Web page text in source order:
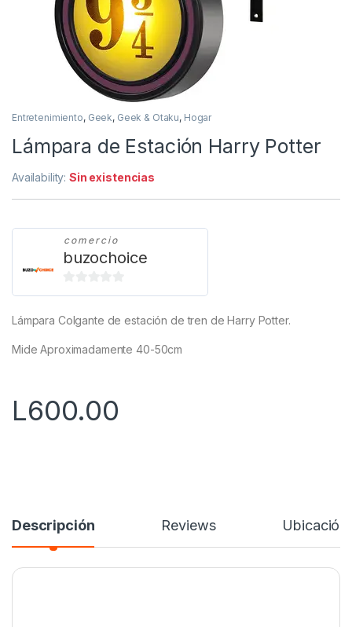
Entretenimiento, Geek, Geek & Otaku, Hogar
Lámpara de Estación Harry Potter
Availability:Sin existencias
comercio
buzochoice
0
e
5
Lámpara Colgante de estación de tren de Harry Potter.
Mide Aproximadamente 40-50cm
L600.00
Descripción Reviews Ubicación